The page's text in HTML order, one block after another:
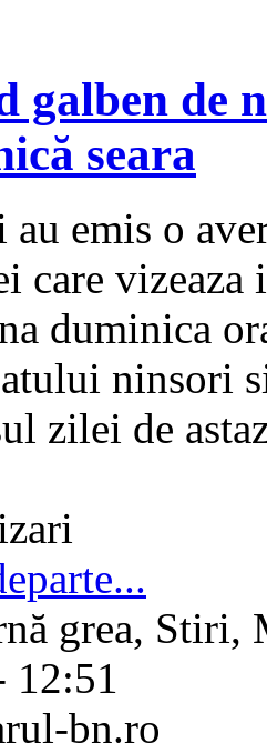
galben de
seara
emis o
care vizeaza
duminica
ninsori
zilei de
grea, Stiri,
12:51
bn.ro